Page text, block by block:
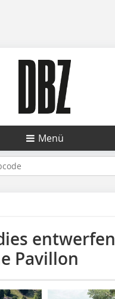
Menü
entwerfen
Pavillon